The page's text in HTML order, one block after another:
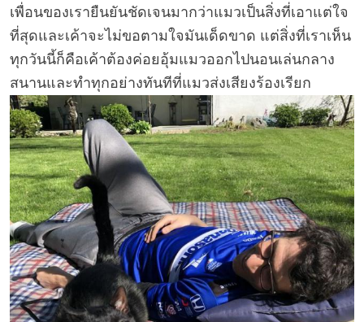
เพื่อนของเรายืนยันชัดเจนมากว่าแมวเป็นสิ่งที่เอาแต่ใจ
ที่สุดและเค้าจะไม่ขอตามใจมันเด็ดขาด แต่สิ่งที่เราเห็น
ทุกวันนี้ก็คือเค้าต้องค่อยอุ้มแมวออกไปนอนเล่นกลาง
สนานและทำทุกอย่างทันทีที่แมวส่งเสียงร้องเรียก